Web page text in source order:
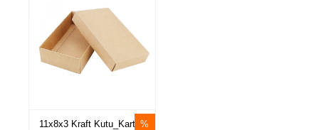
11x8x3 Kraft Kutu_Karton